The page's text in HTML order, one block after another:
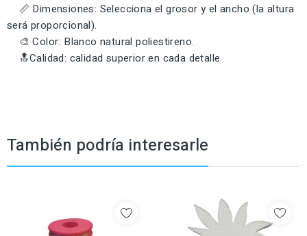
📏 Dimensiones: Selecciona el grosor y el ancho (la altura
será proporcional).
🎨 Color: Blanco natural poliestireno.
🔝Calidad: calidad superior en cada detalle.
También podría interesarle